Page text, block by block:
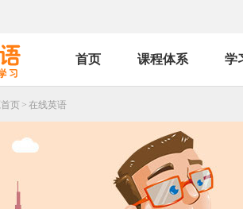
首页 课程体系 学
页 > 在线英语